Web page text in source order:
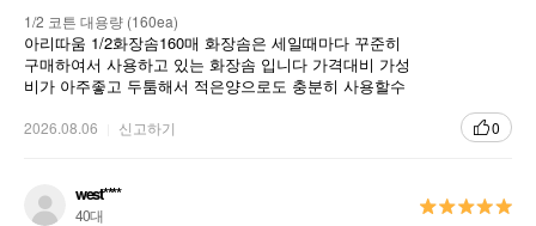
1/2 코튼 대용량 (160ea)
아리따움 1/2화장솜160매 화장솜은 세일때마다 꾸준히
구매하여서 사용하고 있는 화장솜 입니다 가격대비 가성
비가 아주좋고 두툼해서 적은양으로도 충분히 사용할수
2026.08.06 신고하기 0
west****
40대